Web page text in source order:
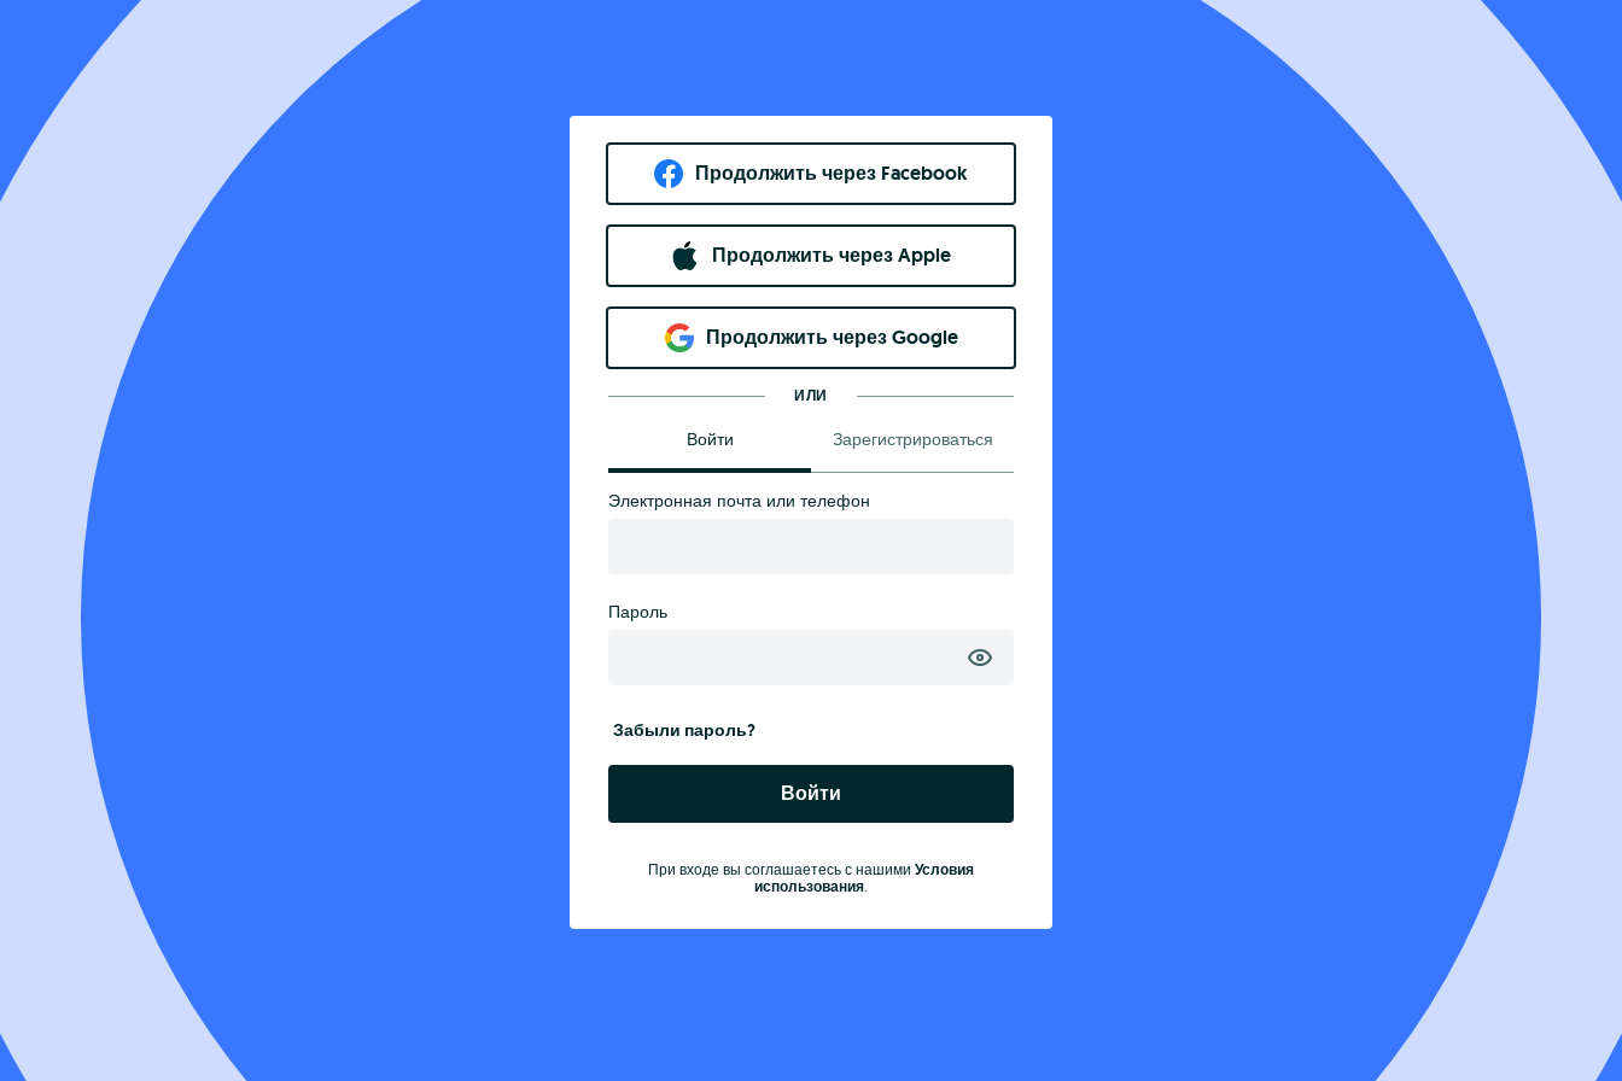
Продолжить через Facebook
Продолжить через Apple
Продолжить через Google
ИЛИ
Войти Зарегистрироваться
Электронная почта или телефон
Пароль
Забыли пароль?
Войти
При входе вы соглашаетесь с нашими Условия
использования.